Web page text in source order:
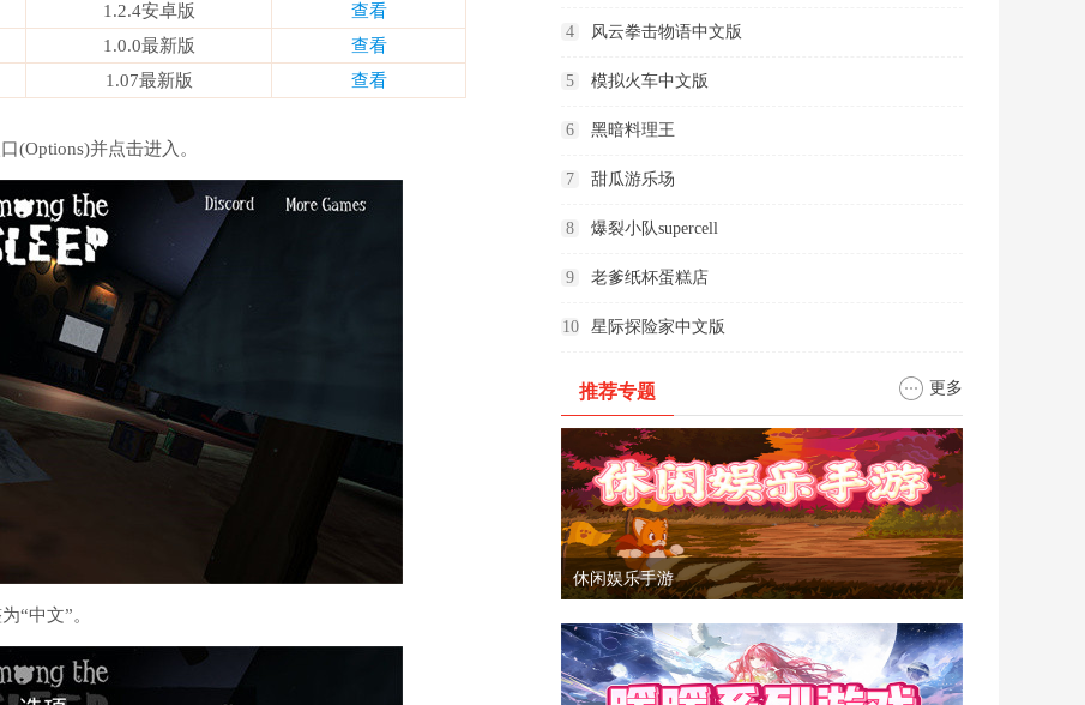
1.2.4安卓版
查看
1.0.0最新版
查看
1.07最新版 查看
(Options)并点击进入。
“中文”。
4 风云拳击物语中文版
5 模拟火车中文版
6 黑暗料理王
7 甜瓜游乐场
8 爆裂小队supercell
9 老爹纸杯蛋糕店
10 星际探险家中文版
推荐专题 更多
休闲娱乐手游